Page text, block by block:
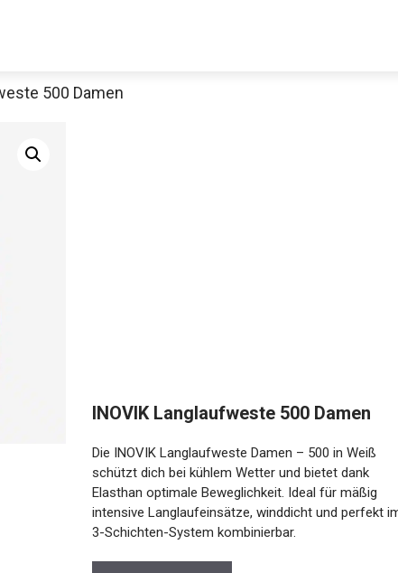
500 Damen
INOVIK Langlaufweste 500 Damen
Die INOVIK Langlaufweste Damen – 500 in Weiß
schützt dich bei kühlem Wetter und bietet dank
Elasthan optimale Beweglichkeit. Ideal für mäßig
intensive Langlaufeinsätze, winddicht und perfekt im
3-Schichten-System kombinierbar.